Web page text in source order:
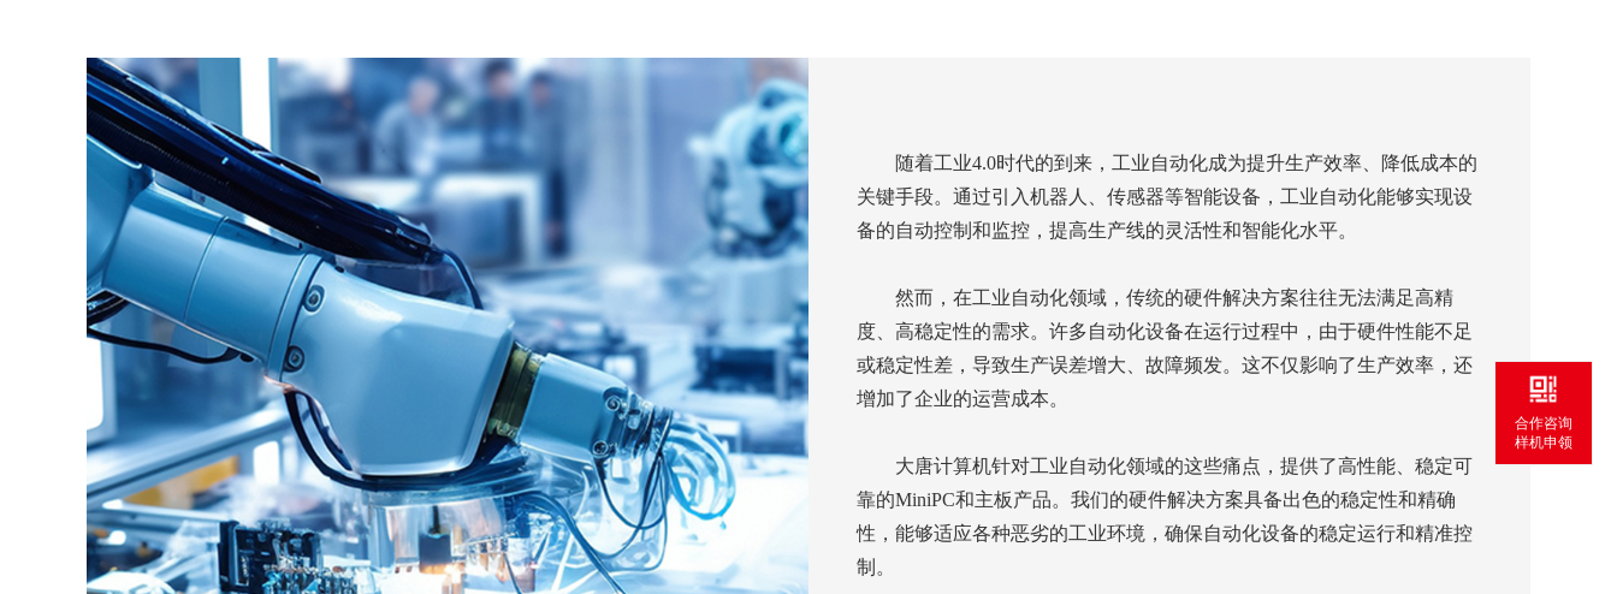
随着工业4.0时代的到来，工业自动化成为提升生产效率、降低成本的
关键手段。通过引入机器人、传感器等智能设备，工业自动化能够实现设
备的自动控制和监控，提高生产线的灵活性和智能化水平。
然而，在工业自动化领域，传统的硬件解决方案往往无法满足高精
度、高稳定性的需求。许多自动化设备在运行过程中，由于硬件性能不足
或稳定性差，导致生产误差增大、故障频发。这不仅影响了生产效率，还
增加了企业的运营成本。
大唐计算机针对工业自动化领域的这些痛点，提供了高性能、稳定可
靠的MiniPC和主板产品。我们的硬件解决方案具备出色的稳定性和精确
性，能够适应各种恶劣的工业环境，确保自动化设备的稳定运行和精准控
制。
合作咨询
样机申领